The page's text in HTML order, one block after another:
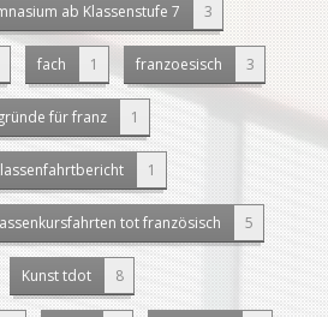
ab Klassenstufe 7 3
fach 1 franzoesisch 3
gründe für franz 1
1
tot französisch 5
Kunst tdot 8